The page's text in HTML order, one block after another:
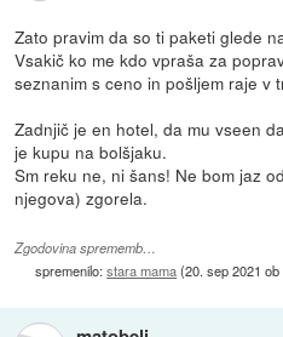
Zato pravim da so ti paketi glede
Vsakič ko me kdo vpraša za
seznanim s ceno in pošljem raje v
Zadnjič je en hotel, da mu vseen
je kupu na bolšjaku.
Sm reku ne, ni šans! Ne bom jaz
njegova) zgorela.
Zgodovina sprememb…
spremenilo:stara mama(20. sep 2021 ob